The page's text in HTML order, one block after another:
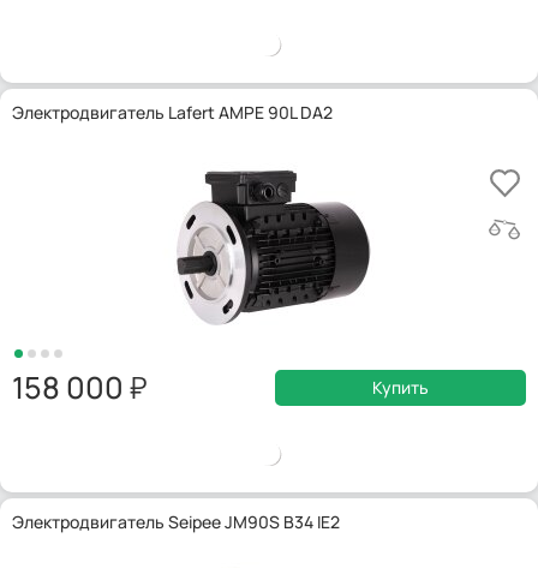
Электродвигатель Lafert AMPE 90L DA2
158 000 Купить
Электродвигатель Seipee JM90S B34 IE2